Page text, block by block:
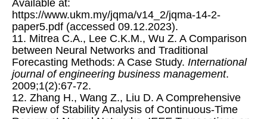
Available at:
https://www.ukm.my/jqma/v14_2/jqma-14-2-
paper5.pdf (accessed 09.12.2023).
11. Mitrea C.A., Lee C.K.M., Wu Z. A Comparison
between Neural Networks and Traditional
Forecasting Methods: A Case Study. International
journal of engineering business management.
2009;1(2):67-72.
12. Zhang H., Wang Z., Liu D. A Comprehensive
Review of Stability Analysis of Continuous-Time